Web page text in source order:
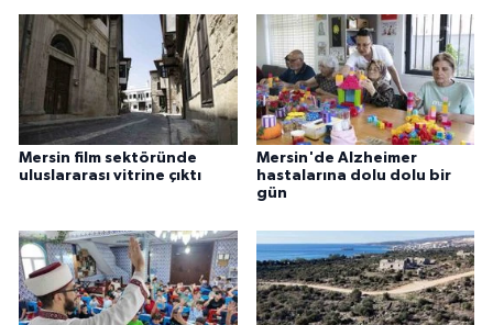
Mersin film sektöründe
uluslararası vitrine çıktı
Mersin'de Alzheimer
hastalarına dolu dolu bir
gün